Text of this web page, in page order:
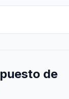
de